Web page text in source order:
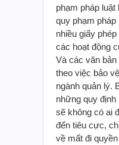
phạm pháp
quy phạm
nhiều giấy
các hoạt động
Và các văn
theo việc bảo
ngành quản lý.
những quy
sẽ không có ai
đến tiêu cực,
về mất đi